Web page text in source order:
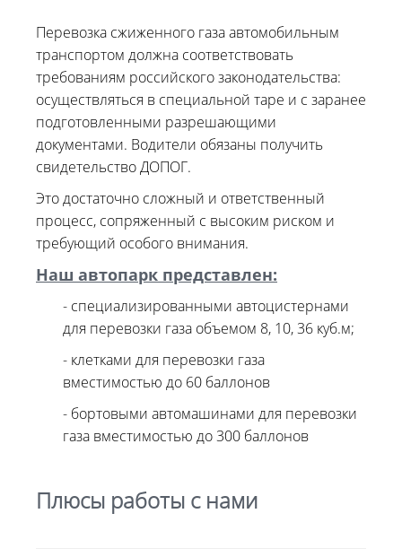
Перевозка сжиженного газа автомобильным
транспортом должна соответствовать
требованиям российского законодательства:
осуществляться в специальной таре и с заранее
подготовленными разрешающими
документами. Водители обязаны получить
свидетельство ДОПОГ.
Это достаточно сложный и ответственный
процесс, сопряженный с высоким риском и
требующий особого внимания.
Наш автопарк представлен:
- специализированными автоцистернами
для перевозки газа объемом 8, 10, 36 куб.м;
- клетками для перевозки газа
вместимостью до 60 баллонов
- бортовыми автомашинами для перевозки
газа вместимостью до 300 баллонов
Плюсы работы с нами